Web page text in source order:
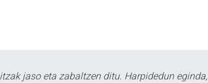
jaso eta zabaltzen ditu. Harpidedun eginda,